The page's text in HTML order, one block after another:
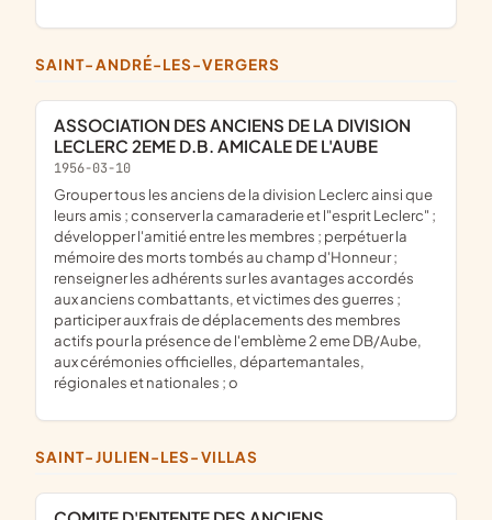
SAINT-ANDRÉ-LES-VERGERS
ASSOCIATION DES ANCIENS DE LA DIVISION
LECLERC 2EME D.B. AMICALE DE L'AUBE
1956-03-10
grouper tous les anciens de la division Leclerc ainsi que
leurs amis ; conserver la camaraderie et l"esprit Leclerc" ;
développer l'amitié entre les membres ; perpétuer la
mémoire des morts tombés au champ d'Honneur ;
renseigner les adhérents sur les avantages accordés
aux anciens combattants, et victimes des guerres ;
participer aux frais de déplacements des membres
actifs pour la présence de l'emblème 2 eme DB/Aube,
aux cérémonies officielles, départemantales,
régionales et nationales ; o
SAINT-JULIEN-LES-VILLAS